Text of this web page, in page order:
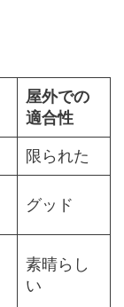
屋外での
適合性
限られた
グッド
素晴らし
い